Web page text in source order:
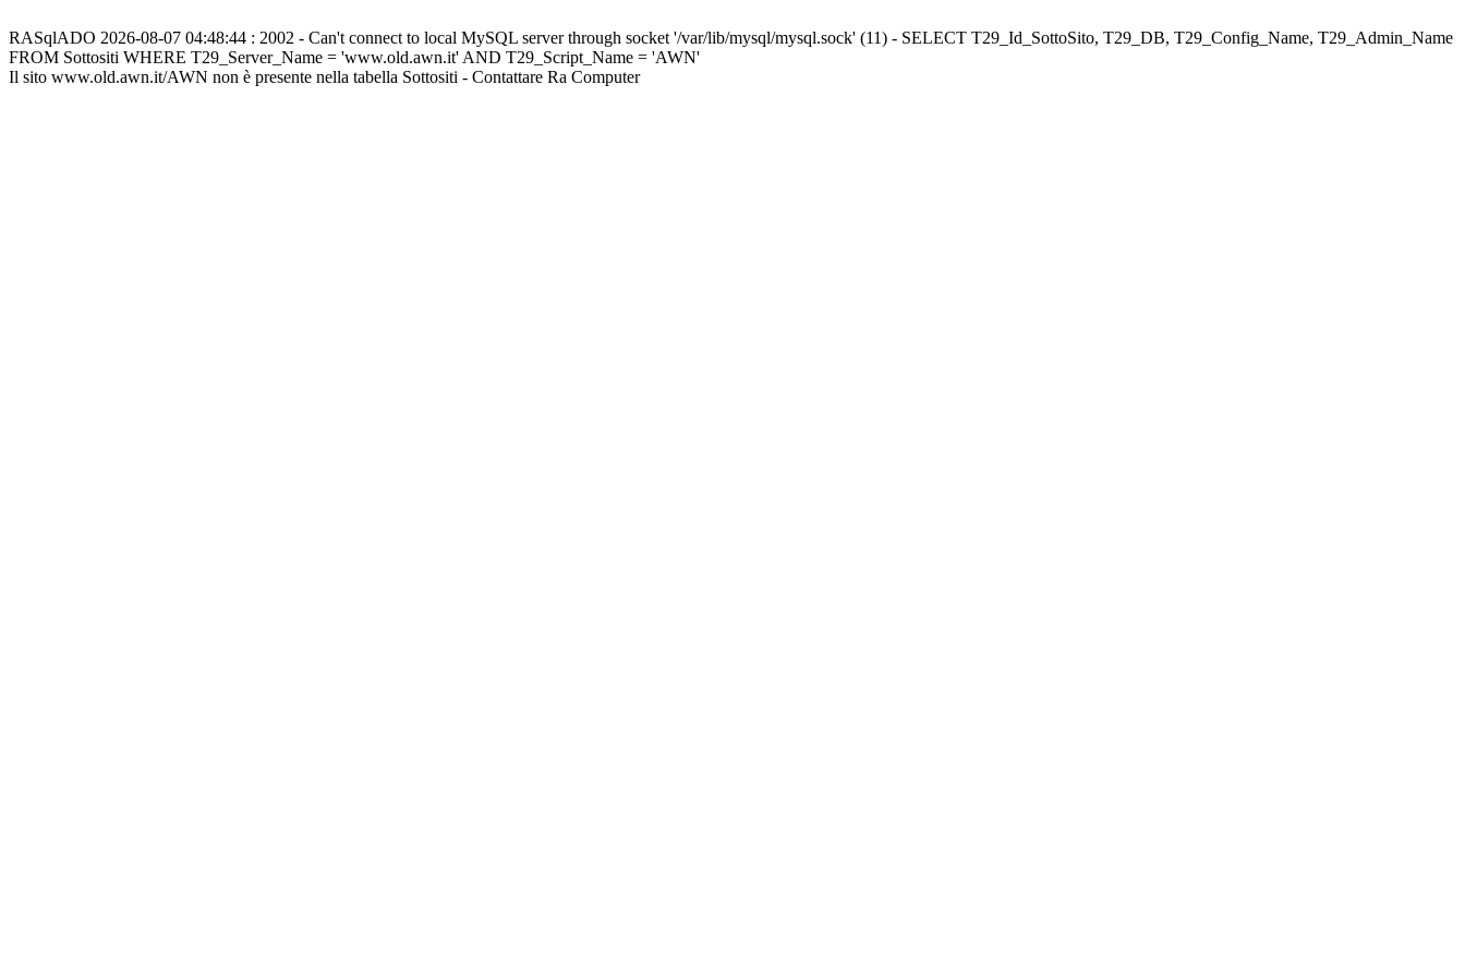
RASqlADO 2026-08-07 04:48:44 : 2002 - Can't connect to local MySQL server through socket '/var/lib/mysql/mysql.sock' (11) - SELECT T29_Id_SottoSito, T29_DB, T29_Config_Name, T29_Admin_Name
FROM Sottositi WHERE T29_Server_Name = 'www.old.awn.it' AND T29_Script_Name = 'AWN'
Il sito www.old.awn.it/AWN non è presente nella tabella Sottositi - Contattare Ra Computer